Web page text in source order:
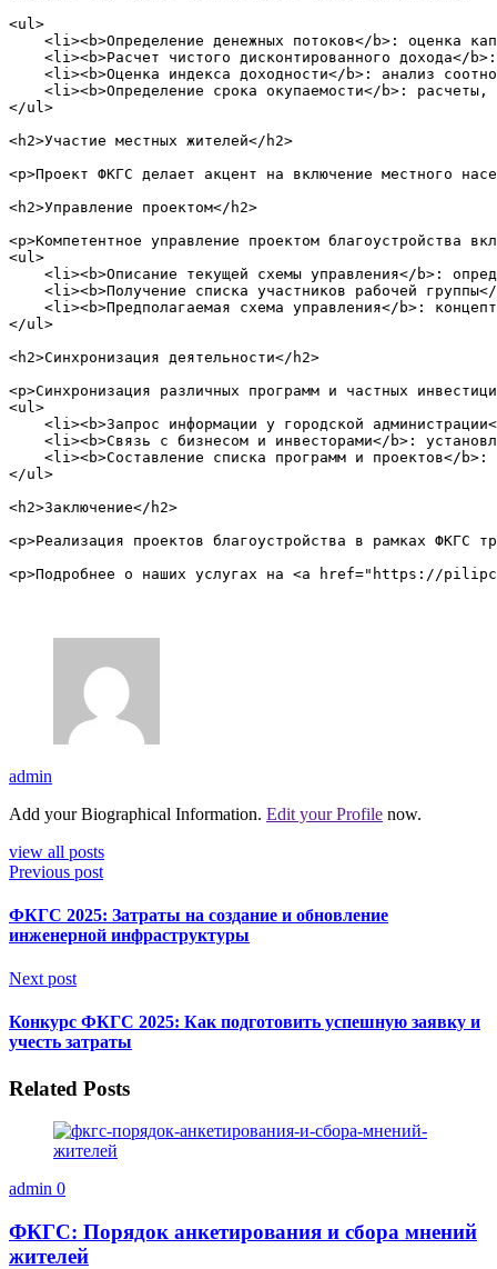
<ul>
<li><b>Определение денежных потоков</b>: оценка
<li><b>Расчет чистого дисконтированного дохода</
<li><b>Оценка индекса доходности</b>: анализ
<li><b>Определение срока окупаемости</b>:
</ul>
<h2>Участие местных жителей</h2>
<p>Проект ФКГС делает акцент на включение местного
<h2>Управление проектом</h2>
<p>Компетентное управление проектом благоустройства
<ul>
<li><b>Описание текущей схемы управления</b>:
<li><b>Получение списка участников рабочей
<li><b>Предполагаемая схема управления</b>:
</ul>
<h2>Синхронизация деятельности</h2>
<p>Синхронизация различных программ и частных
<ul>
<li><b>Запрос информации у городской
<li><b>Связь с бизнесом и инвесторами</b>:
<li><b>Составление списка программ и проектов</
</ul>
<h2>Заключение</h2>
<p>Реализация проектов благоустройства в рамках
admin
Add your Biographical Information. Edit your Profile now.
view all posts
Previous post
ФКГС 2025: Затраты на создание и обновление
инженерной инфраструктуры
Next post
Конкурс ФКГС 2025: Как подготовить успешную заявку и
учесть затраты
Related Posts
admin 0
ФКГС: Порядок анкетирования и сбора мнений
жителей